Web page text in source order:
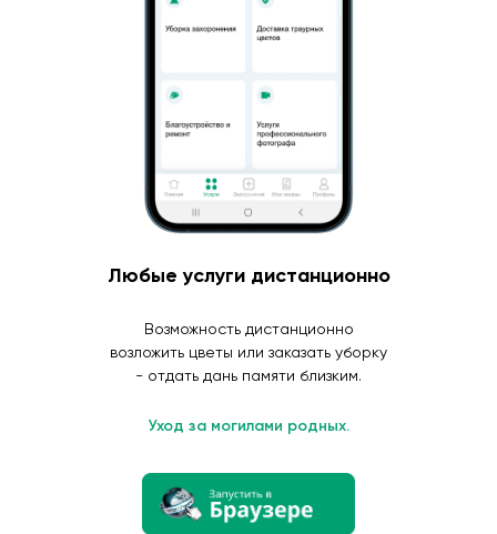
Любые услуги дистанционно
Возможность дистанционно
возложить цветы или заказать уборку
- отдать дань памяти близким.
Уход за могилами родных.